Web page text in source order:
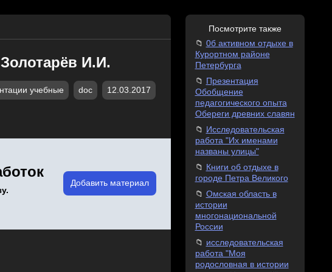
И.И.
учебные doc 12.03.2017
Добавить материал
Посмотрите также
0б активном отдыхе в
Курортном районе
Петербурга
Презентация
Обобщение
педагогического опыта
Обереги древних славян
Исследовательская
работа "Их именами
названы улицы"
Книги об отдыхе в
городе Петра Великого
Омская область в
истории
многонациональной
России
исследовательская
работа "Моя
родословная в истории